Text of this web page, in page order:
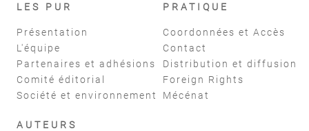
LES PUR
Présentation
L'équipe
Partenaires et adhésions
Comité éditorial
Société et environnement
PRATIQUE
Coordonnées et Accès
Contact
Distribution et diffusion
Foreign Rights
Mécénat
AUTEURS